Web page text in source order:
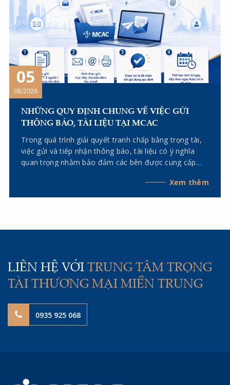
05
08/2026
NHỮNG QUY ĐỊNH CHUNG VỀ VIỆC GỬI
THÔNG BÁO, TÀI LIỆU TẠI MCAC
Trong quá trình giải quyết tranh chấp bằng trọng tài,
việc gửi và tiếp nhận thông báo, tài liệu có ý nghĩa
quan trọng nhằm bảo đảm các bên được cung cấp
tố tụng, đồng thời giúp quá trình giải quyết tranh chấp
diễn ra liên tục, minh bạch và đúng thời hạn. Quy tắc
liệu cần gửi, phương thức gửi, thời điểm được coi là
lưu ý khi gửi thông báo, tài liệu tại MCAC.
Xem thêm
LIÊN HỆ VỚI TRUNG TÂM TRỌNG
TÀI THƯƠNG MẠI MIỀN TRUNG
0935 925 068